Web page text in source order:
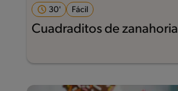
30' Fácil
Cuadraditos de zanahoria